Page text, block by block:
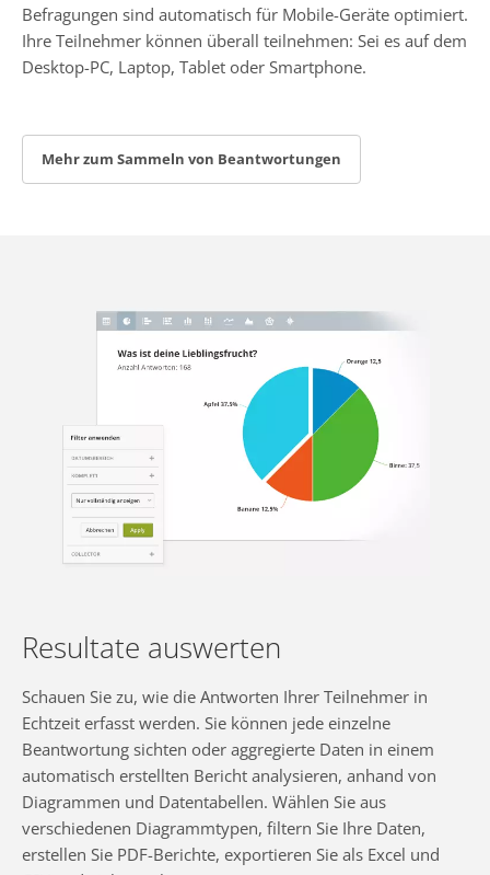
Befragungen sind automatisch für Mobile-Geräte optimiert.
Ihre Teilnehmer können überall teilnehmen: Sei es auf dem
Desktop-PC, Laptop, Tablet oder Smartphone.
Mehr zum Sammeln von Beantwortungen
Resultate auswerten
Schauen Sie zu, wie die Antworten Ihrer Teilnehmer in
Echtzeit erfasst werden. Sie können jede einzelne
Beantwortung sichten oder aggregierte Daten in einem
automatisch erstellten Bericht analysieren, anhand von
Diagrammen und Datentabellen. Wählen Sie aus
verschiedenen Diagrammtypen, filtern Sie Ihre Daten,
erstellen Sie PDF-Berichte, exportieren Sie als Excel und